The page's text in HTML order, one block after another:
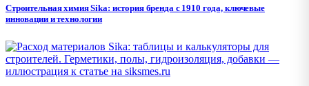
Строительная химия Sika: история бренда с 1910 года, ключевые
инновации и технологии